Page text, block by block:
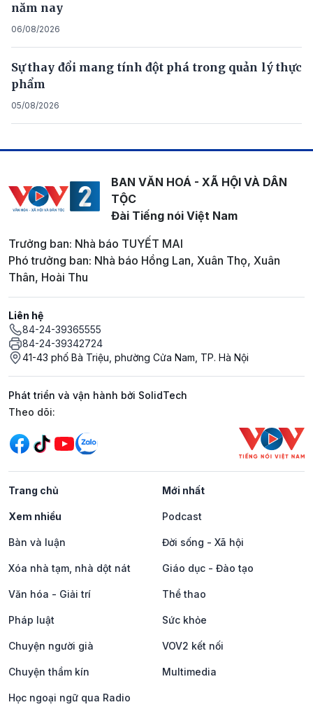
năm nay
06/08/2026
Sự thay đổi mang tính đột phá trong quản lý thực
phẩm
05/08/2026
BAN VĂN HOÁ - XÃ HỘI VÀ DÂN
TỘC
Đài Tiếng nói Việt Nam
Trưởng ban: Nhà báo TUYẾT MAI
Phó trưởng ban: Nhà báo Hồng Lan, Xuân Thọ, Xuân
Thân, Hoài Thu
Liên hệ
84-24-39365555
84-24-39342724
41-43 phố Bà Triệu, phường Cửa Nam, TP. Hà Nội
Phát triển và vận hành bởi SolidTech
Mạng xã hội
Theo dõi:
Trang chủ Mới nhất
Xem nhiều Podcast
Bàn và luận Đời sống - Xã hội
Xóa nhà tạm, nhà dột nát Giáo dục - Đào tạo
Văn hóa - Giải trí Thể thao
Pháp luật Sức khỏe
Chuyện người già VOV2 kết nối
Chuyện thầm kín Multimedia
Học ngoại ngữ qua Radio